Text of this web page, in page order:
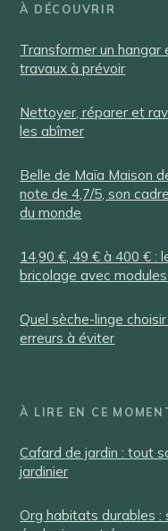
À DÉCOUVRIR
Transformer un hangar
travaux à prévoir
Nettoyer, réparer et
les abîmer
Belle de Maïa Maison
note de 4,7/5, son
du monde
14,90 €, 49 € à 400 € :
bricolage avec
Quel sèche-linge
erreurs à éviter
À LIRE EN CE
Cafard de jardin : tout
jardinier
Org habitats durables :